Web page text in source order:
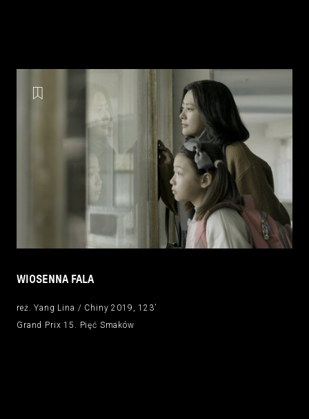
WIOSENNA FALA
reż. Yang Lina / Chiny 2019, 123’
Grand Prix 15. Pięć Smaków